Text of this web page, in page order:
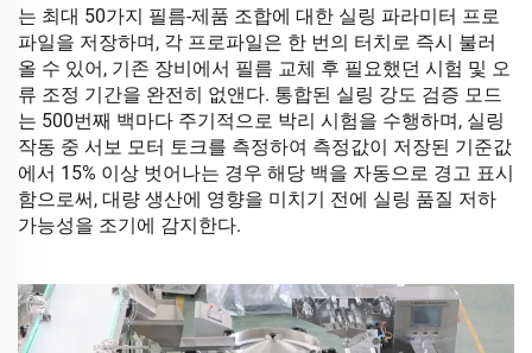
는 최대 50가지 필름-제품 조합에 대한 실링 파라미터 프로
파일을 저장하며, 각 프로파일은 한 번의 터치로 즉시 불러
올 수 있어, 기존 장비에서 필름 교체 후 필요했던 시험 및 오
류 조정 기간을 완전히 없앤다. 통합된 실링 강도 검증 모드
는 500번째 백마다 주기적으로 박리 시험을 수행하며, 실링
작동 중 서보 모터 토크를 측정하여 측정값이 저장된 기준값
에서 15% 이상 벗어나는 경우 해당 백을 자동으로 경고 표시
함으로써, 대량 생산에 영향을 미치기 전에 실링 품질 저하
가능성을 조기에 감지한다.